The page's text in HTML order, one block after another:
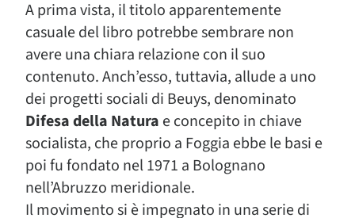
A prima vista, il titolo apparentemente
casuale del libro potrebbe sembrare non
avere una chiara relazione con il suo
contenuto. Anch’esso, tuttavia, allude a uno
dei progetti sociali di Beuys, denominato
Difesa della Natura e concepito in chiave
socialista, che proprio a Foggia ebbe le basi e
poi fu fondato nel 1971 a Bolognano
nell’Abruzzo meridionale.
Il movimento si è impegnato in una serie di